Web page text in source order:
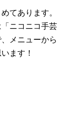
てあります。
ニコニコ手芸
メニューから
ます！